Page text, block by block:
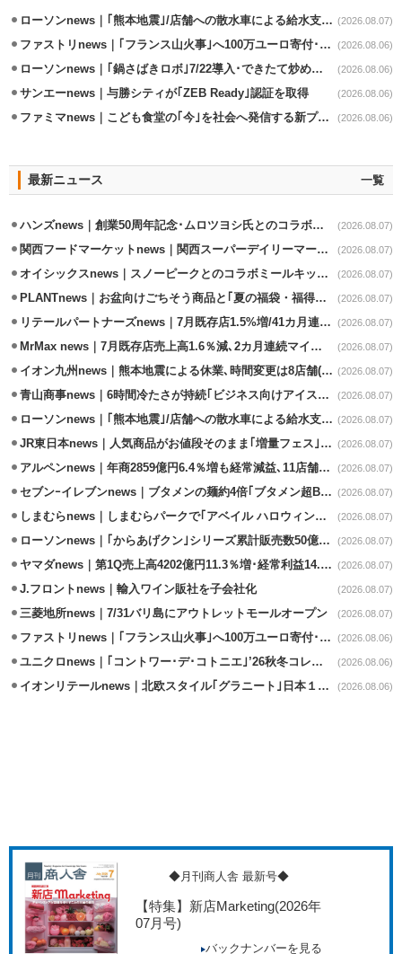
ローソンnews｜｢熊本地震｣/店舗への散水車による給水支援を開始 (2026.08.07)
ファストリnews｜｢フランス山火事｣へ100万ユーロ寄付･衣料5万点も提供 (2026.08.06)
ローソンnews｜｢鍋さばきロボ｣7/22導入･できたて炒めメニューを提供 (2026.08.06)
サンエーnews｜与勝シティが｢ZEB Ready｣認証を取得 (2026.08.06)
ファミマnews｜こども食堂の｢今｣を社会へ発信する新プロジェクト始動 (2026.08.06)
最新ニュース 一覧
ハンズnews｜創業50周年記念･ムロツヨシ氏とのコラボ企画｢ムロハンズ｣開催 (2026.08.07)
関西フードマーケットnews｜関西スーパーデイリーマート蒲生店8/7改装 (2026.08.07)
オイシックスnews｜スノーピークとのコラボミールキット8/13発売 (2026.08.07)
PLANTnews｜お盆向けごちそう商品と｢夏の福袋・福得カート｣8/8から開催 (2026.08.07)
リテールパートナーズnews｜7月既存店1.5%増/41カ月連続増 (2026.08.07)
MrMax news｜7月既存店売上高1.6％減､2カ月連続マイナス (2026.08.07)
イオン九州news｜熊本地震による休業､時間変更は8店舗(8/7時点) (2026.08.07)
青山商事news｜6時間冷たさが持続｢ビジネス向けアイスベスト｣発売 (2026.08.07)
ローソンnews｜｢熊本地震｣/店舗への散水車による給水支援を開始 (2026.08.07)
JR東日本news｜人気商品がお値段そのまま｢増量フェス｣8/18から開催 (2026.08.07)
アルペンnews｜年商2859億円6.4％増も経常減益､11店舗出店、4店閉鎖 (2026.08.07)
セブンｰイレブンnews｜ブタメンの麺約4倍｢ブタメン超BIG｣8/11から限定発売 (2026.08.07)
しまむらnews｜しまむらパークで｢アベイル ハロウィンじゅんびフェア｣開催 (2026.08.07)
ローソンnews｜｢からあげクン｣シリーズ累計販売数50億食突破 (2026.08.07)
ヤマダnews｜第1Q売上高4202億円11.3％増･経常利益14.5％増 (2026.08.07)
J.フロントnews｜輸入ワイン販社を子会社化 (2026.08.07)
三菱地所news｜7/31バリ島にアウトレットモールオープン (2026.08.07)
ファストリnews｜｢フランス山火事｣へ100万ユーロ寄付･衣料5万点も提供 (2026.08.06)
ユニクロnews｜｢コントワー･デ･コトニエ｣’26秋冬コレクション8/28発売 (2026.08.06)
イオンリテールnews｜北欧スタイル｢グラニート｣日本１号店を自由が丘に開業 (2026.08.06)
◆月刊商人舎 最新号◆
【特集】新店Marketing(2026年
07月号)
バックナンバーを見る